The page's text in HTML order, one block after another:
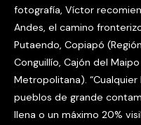
fotografía, Víctor
Andes, el camino
Putaendo, Copiapó
Conguillío, Cajón del
Metropolitana).
pueblos de grande
llena o un máximo 20%